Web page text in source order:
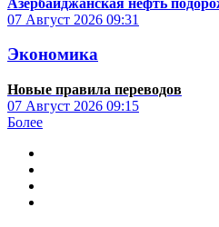
07 Август 2026 09:31
Экономика
Новые правила переводов
07 Август 2026 09:15
Более